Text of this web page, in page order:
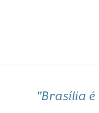
"Brasília